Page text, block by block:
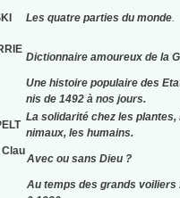
Les quatre parties du monde.
Dictionnaire amoureux de la
Une histoire populaire des
nis de 1492 à nos jours.
La solidarité chez les plantes,
nimaux, les humains.
Clau
Avec ou sans Dieu ?
Au temps des grands voiliers